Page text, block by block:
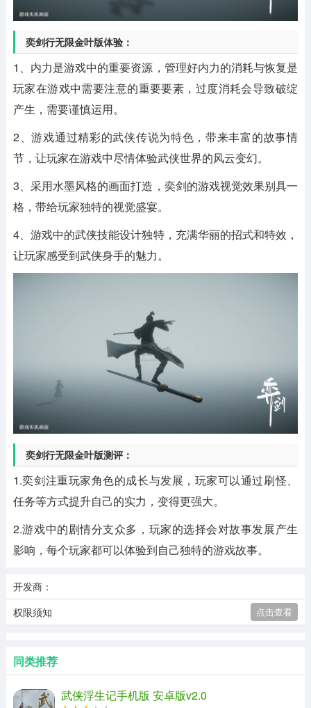
奕剑行无限金叶版体验：
1、内力是游戏中的重要资源，管理好内力的消耗与恢复是
玩家在游戏中需要注意的重要要素，过度消耗会导致破绽
产生，需要谨慎运用。
2、游戏通过精彩的武侠传说为特色，带来丰富的故事情
节，让玩家在游戏中尽情体验武侠世界的风云变幻。
3、采用水墨风格的画面打造，奕剑的游戏视觉效果别具一
格，带给玩家独特的视觉盛宴。
4、游戏中的武侠技能设计独特，充满华丽的招式和特效，
让玩家感受到武侠身手的魅力。
奕剑行无限金叶版测评：
1.奕剑注重玩家角色的成长与发展，玩家可以通过刷怪、
任务等方式提升自己的实力，变得更强大。
2.游戏中的剧情分支众多，玩家的选择会对故事发展产生
影响，每个玩家都可以体验到自己独特的游戏故事。
开发商：
权限须知
点击查看
同类推荐
武侠浮生记手机版 安卓版v2.0